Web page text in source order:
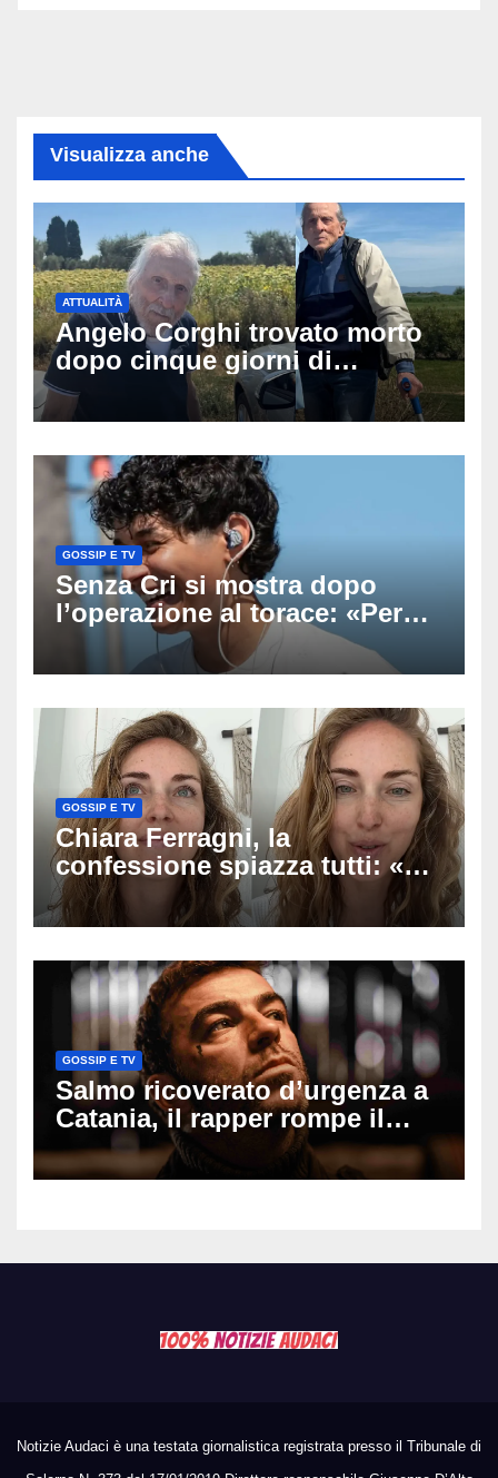
Visualizza anche
ATTUALITÀ
Angelo Corghi trovato morto
dopo cinque giorni di
ricerche: il giallo dell’80enne
scomparso dopo essere
GOSSIP E TV
Senza Cri si mostra dopo
l’operazione al torace: «Per
anni mi sentivo in trappola», il
racconto sul difficile percorso
GOSSIP E TV
Chiara Ferragni, la
confessione spiazza tutti: «Un
mio ex voleva che mi rifacessi
il seno». Poi svela i ritocchi di
GOSSIP E TV
Salmo ricoverato d’urgenza a
Catania, il rapper rompe il
silenzio dopo la notte in
ospedale: come sta e cosa
Notizie Audaci è una testata giornalistica registrata presso il Tribunale di